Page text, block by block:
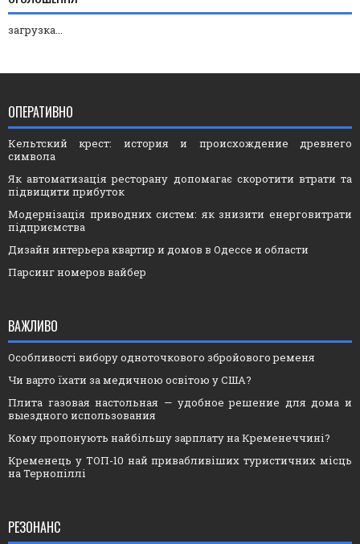
загрузка...
ОПЕРАТИВНО
Кельтский крест: история и происхождение древнего
символа
Як автоматизація ресторану допомагає скоротити втрати та
підвищити прибуток
Модернізація приводних систем: як знизити енерговитрати
підприємства
Дизайн интерьера квартир и домов в Одессе и области
Парсинг номеров вайбер
ВАЖЛИВО
Особливості вибору одноточкового збройового ременя
Чи варто їхати за медичною освітою у США?
Плита газовая настольная — удобное решение для дома и
выездного использования
Кому пропонують найбільшу зарплату на Кременеччині?
Кременець у ТОП-10 най привабливіших туристичних місць
на Тернопіллі
РЕЗОНАНС